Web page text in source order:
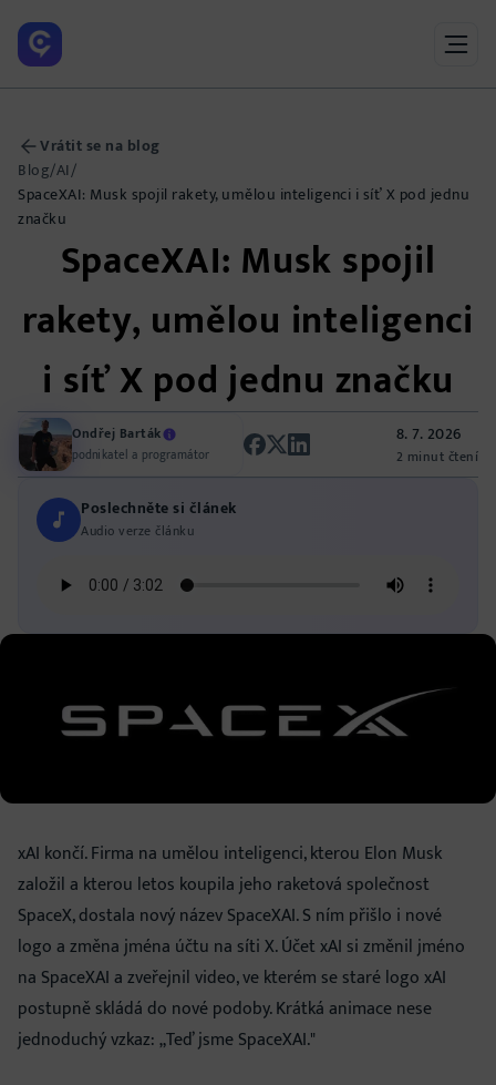
Vrátit se na blog
Blog/AI/
SpaceXAI: Musk spojil rakety, umělou inteligenci i síť X pod jednu
značku
SpaceXAI: Musk spojil
rakety, umělou inteligenci
i síť X pod jednu značku
Ondřej Barták
podnikatel a programátor
8. 7. 2026
2 minut čtení
Poslechněte si článek
Audio verze článku
xAI končí. Firma na umělou inteligenci, kterou Elon Musk
založil a kterou letos koupila jeho raketová společnost
SpaceX, dostala nový název SpaceXAI. S ním přišlo i nové
logo a změna jména účtu na síti X. Účet xAI si změnil jméno
na SpaceXAI a zveřejnil video, ve kterém se staré logo xAI
postupně skládá do nové podoby. Krátká animace nese
jednoduchý vzkaz: „Teď jsme SpaceXAI."